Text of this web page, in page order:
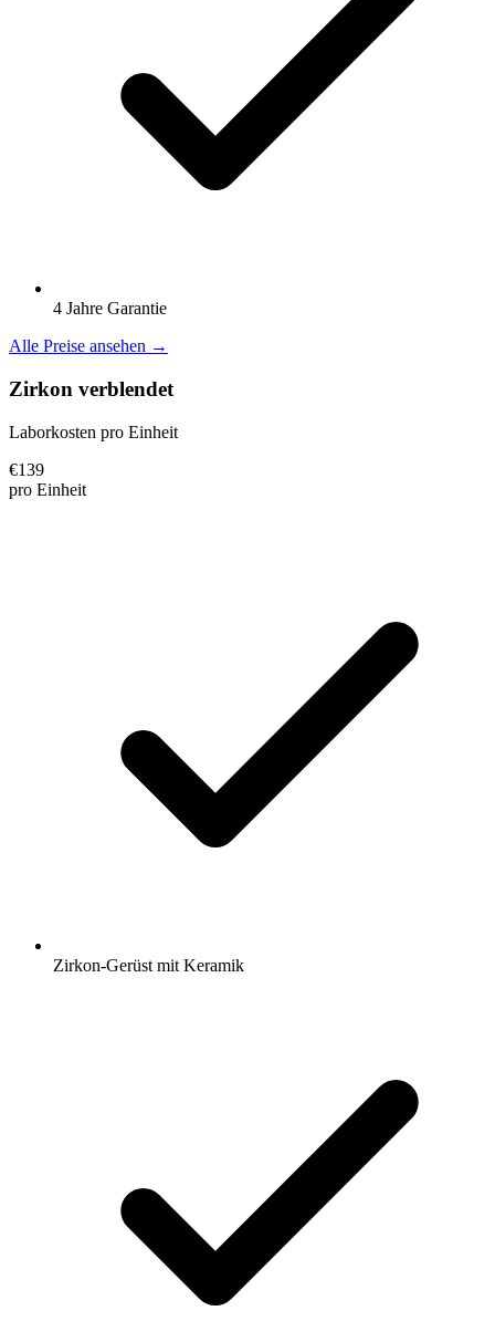
4 Jahre Garantie
Alle Preise ansehen →
Zirkon verblendet
Laborkosten pro Einheit
€139
pro Einheit
Zirkon-Gerüst mit Keramik